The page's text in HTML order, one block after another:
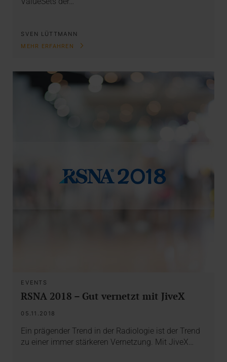
SVEN LÜTTMANN
MEHR ERFAHREN
EVENTS
RSNA 2018 – Gut vernetzt mit JiveX
05.11.2018
Ein prägender Trend in der Radiologie ist der Trend
zu einer immer stärkeren Vernetzung. Mit JiveX…